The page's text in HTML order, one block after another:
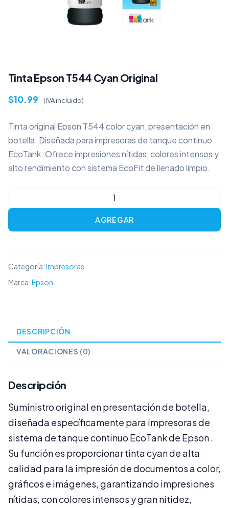
Tinta Epson T544 Cyan Original
$10.99 (IVA incluido)
Tinta original Epson T544 color cyan, presentación en
botella. Diseñada para impresoras de tanque continuo
EcoTank. Ofrece impresiones nítidas, colores intensos y
alto rendimiento con sistema EcoFit de llenado limpio.
Epson
Cyan
cantidad
AGREGAR
Categoría:Impresoras
Marca:Epson
DESCRIPCIÓN
VALORACIONES (0)
Descripción
Suministro original en presentación de botella,
diseñada específicamente para impresoras de
sistema de tanque continuo EcoTank de Epson .
Su función es proporcionar tinta cyan de alta
calidad para la impresión de documentos a color,
gráficos e imágenes, garantizando impresiones
nítidas, con colores intensos y gran nitidez,